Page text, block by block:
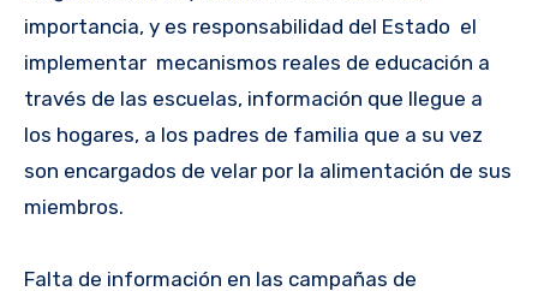
importancia, y es responsabilidad del Estado el
implementar mecanismos reales de educación a
través de las escuelas, información que llegue a
los hogares, a los padres de familia que a su vez
son encargados de velar por la alimentación de sus
miembros.
Falta de información en las campañas de